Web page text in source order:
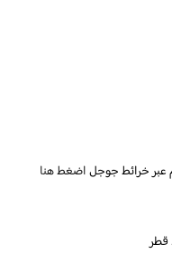
خرائط جوجلاضغط هنا